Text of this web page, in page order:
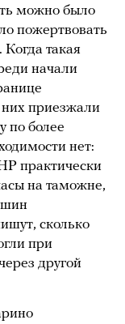
можно было
пожертвовать
такая
начали
них приезжали
по более
нет:
практически
на таможне,
сколько
при
другой